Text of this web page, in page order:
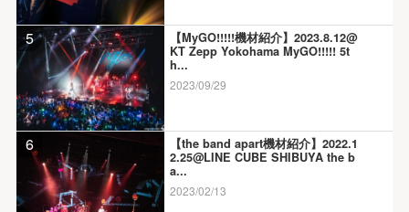
5
【MyGO!!!!!機材紹介】2023.8.12@
KT Zepp Yokohama MyGO!!!!! 5t
h...
2023/09/29
6
【the band apart機材紹介】2022.1
2.25@LINE CUBE SHIBUYA the b
a...
2023/02/13